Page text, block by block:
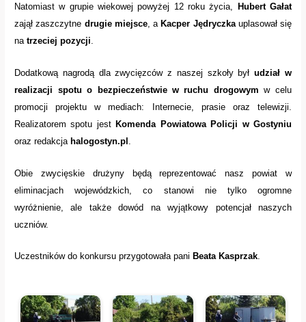
Natomiast w grupie wiekowej powyżej 12 roku życia,
Hubert Gałat
zajął zaszczytne drugie miejsce, a Kacper Jędryczkauplasował się
natrzeciej pozycji
Dodatkową nagrodą dla zwycięzców z naszej szkoły byłudział w
realizacji spotu o bezpieczeństwie w ruchu drogowym w celu
promocji projektu w mediach: Internecie, prasie oraz telewizji.
Realizatorem spotu jestKomenda Powiatowa Policji w Gostyniu
oraz redakcjahalogostyn.pl
Obie zwycięskie drużyny będą reprezentować nasz powiat w
eliminacjach wojewódzkich, co stanowi nie tylko ogromne
wyróżnienie, ale także dowód na wyjątkowy potencjał naszych
uczniów.
Uczestników do konkursu przygotowała pani Beata Kasprzak.